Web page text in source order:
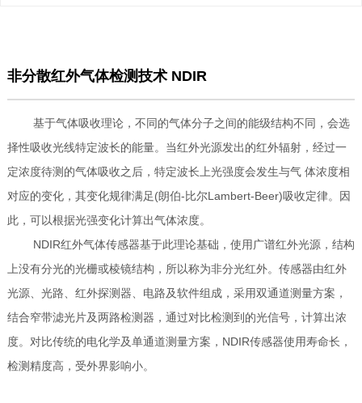
非分散红外气体检测技术 NDIR
基于气体吸收理论，不同的气体分子之间的能级结构不同，会选
择性吸收光线特定波长的能量。当红外光源发出的红外辐射，经过一
定浓度待测的气体吸收之后，特定波长上光强度会发生与气 体浓度相
对应的变化，其变化规律满足(朗伯-比尔Lambert-Beer)吸收定律。因
此，可以根据光强变化计算出气体浓度。
NDIR红外气体传感器基于此理论基础，使用广谱红外光源，结构
上没有分光的光栅或棱镜结构，所以称为非分光红外。传感器由红外
光源、光路、红外探测器、电路及软件组成，采用双通道测量方案，
结合窄带滤光片及两路检测器，通过对比检测到的光信号，计算出浓
度。对比传统的电化学及单通道测量方案，NDIR传感器使用寿命长，
检测精度高，受外界影响小。